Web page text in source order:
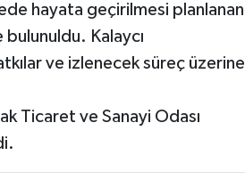
hayata geçirilmesi planlanan
bulunuldu. Kalaycı
ve izlenecek süreç üzerine
Ticaret ve Sanayi Odası